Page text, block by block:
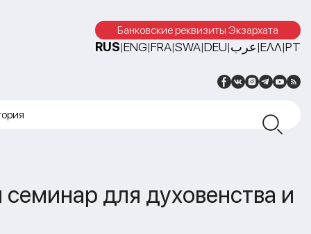
Банковские реквизиты Экзархата
RUS|ENG|FRA|SWA|DEU|عرب|ΕΛΛ|PT
для духовенства и